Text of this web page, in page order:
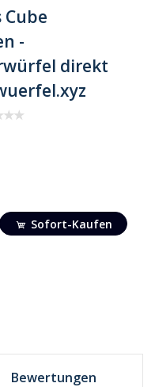
-
direkt
Sofort-Kaufen
Bewertungen